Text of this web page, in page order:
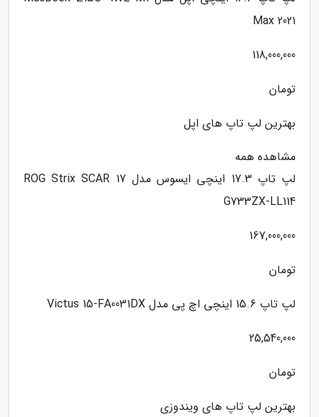
Max 2021
118,000,000
تومان
بهترین لپ تاپ های اپل
مشاهده همه
لپ تاپ 17.3 اینچی ایسوس مدل ROG Strix SCAR 17
G733ZX-LL114
167,000,000
تومان
لپ تاپ 15.6 اینچی اچ پی مدل Victus 15-FA0031DX
25,540,000
تومان
بهترین لپ تاپ های ویندوزی